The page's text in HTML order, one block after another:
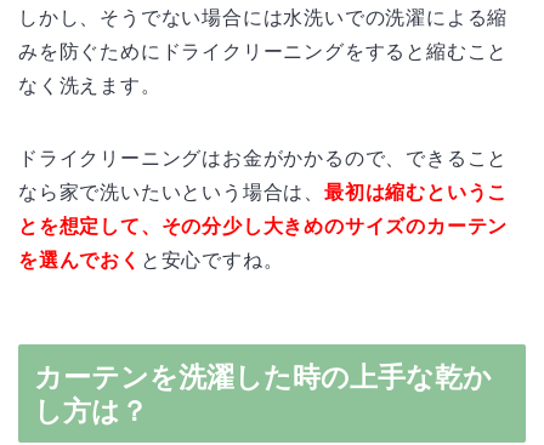
しかし、そうでない場合には水洗いでの洗濯による縮
みを防ぐためにドライクリーニングをすると縮むこと
なく洗えます。
ドライクリーニングはお金がかかるので、できること
なら家で洗いたいという場合は、 最初は縮むというこ
とを想定して、その分少し大きめのサイズのカーテン
を選んでおく と安心ですね。
カーテンを洗濯した時の上手な乾か
し方は？